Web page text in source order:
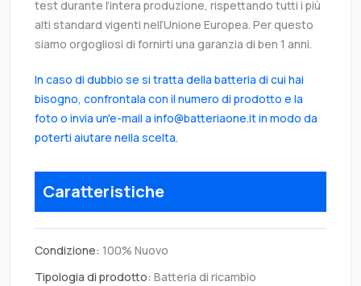
test durante l’intera produzione, rispettando tutti i più
alti standard vigenti nell’Unione Europea. Per questo
siamo orgogliosi di fornirti una garanzia di ben 1 anni.
In caso di dubbio se si tratta della batteria di cui hai
bisogno, confrontala con il numero di prodotto e la
foto o invia un'e-mail a info@batteriaone.it in modo da
poterti aiutare nella scelta.
Caratteristiche
Condizione: 100% Nuovo
Tipologia di prodotto: Batteria di ricambio